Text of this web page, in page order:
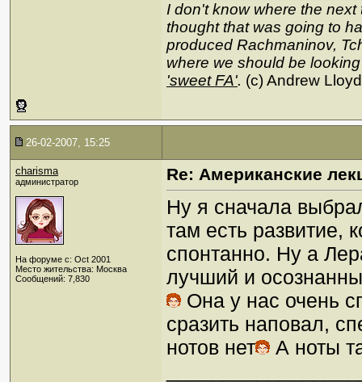
I don't know where the
thought that was going to
produced Rachmaninov,
where we should be
'sweet FA'. (c) Andrew
26-02-2007, 15:25
charisma
администратор
На форуме с: Oct 2001
Место жительства: Москва
Сообщений: 7,830
Re: Американские
Ну я сначала
там есть развитие,
спонтанно. Ну а
лучший и
Она у нас очень
сразить наповал,
нотов нет
А ноты